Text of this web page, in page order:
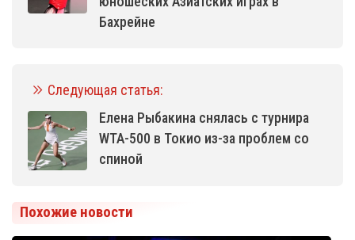
Бахрейне
Следующая статья:
Елена Рыбакина снялась с турнира
WTA-500 в Токио из-за проблем со
спиной
Похожие новости